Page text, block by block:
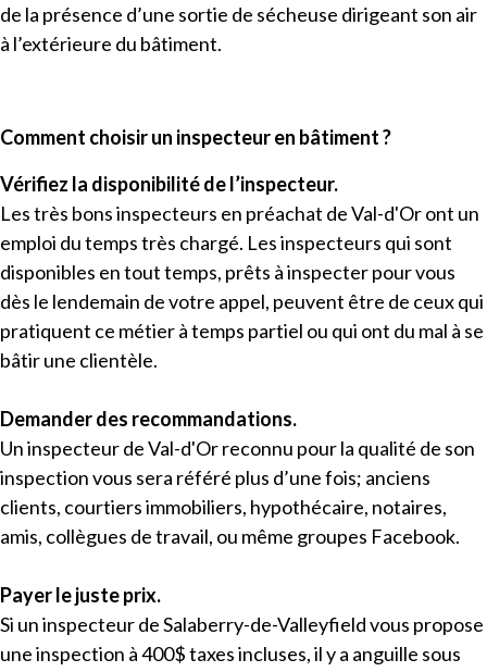
de la présence d’une sortie de sécheuse dirigeant son air
à l’extérieure du bâtiment.
Comment choisir un inspecteur en bâtiment ?
Vérifiez la disponibilité de l’inspecteur.
Les très bons inspecteurs en préachat de Val-d'Or ont un
emploi du temps très chargé. Les inspecteurs qui sont
disponibles en tout temps, prêts à inspecter pour vous
dès le lendemain de votre appel, peuvent être de ceux qui
pratiquent ce métier à temps partiel ou qui ont du mal à se
bâtir une clientèle.
Demander des recommandations.
Un inspecteur de Val-d'Or reconnu pour la qualité de son
inspection vous sera référé plus d’une fois; anciens
clients, courtiers immobiliers, hypothécaire, notaires,
amis, collègues de travail, ou même groupes Facebook.
Payer le juste prix.
Si un inspecteur de Salaberry-de-Valleyfield vous propose
une inspection à 400$ taxes incluses, il y a anguille sous